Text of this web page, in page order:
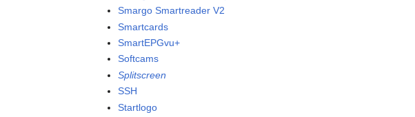
Smargo Smartreader V2
Smartcards
SmartEPGvu+
Softcams
Splitscreen
SSH
Startlogo